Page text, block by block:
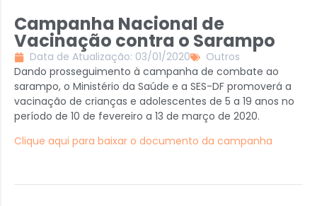
Campanha Nacional de
Vacinação contra o Sarampo
Data de Atualização: 03/01/2020
Outros
Dando prosseguimento à campanha de combate ao
sarampo, o Ministério da Saúde e a SES-DF promoverá a
vacinação de crianças e adolescentes de 5 a 19 anos no
período de 10 de fevereiro a 13 de março de 2020.
Clique aqui para baixar o documento da campanha